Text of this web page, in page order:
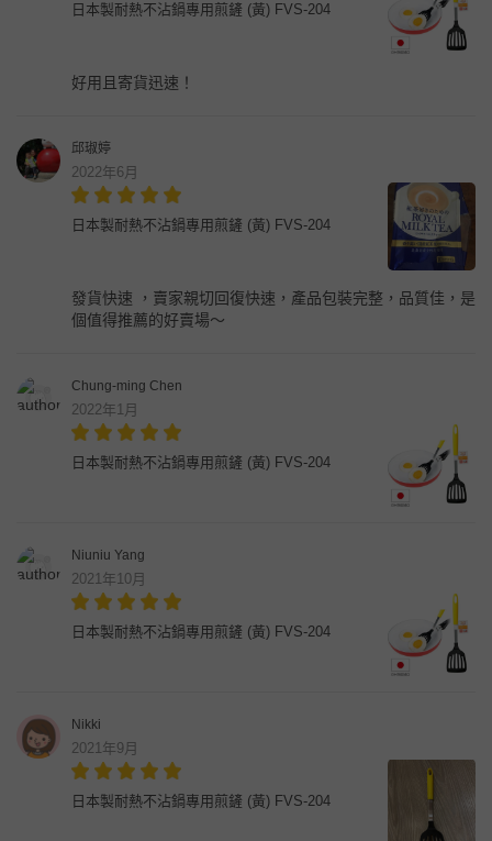
日本製耐熱不沾鍋專用煎鏟 (黃) FVS-204
好用且寄貨迅速！
邱琡婷
2022年6月
日本製耐熱不沾鍋專用煎鏟 (黃) FVS-204
發貨快速 ，賣家親切回復快速，產品包裝完整，品質佳，是
個值得推薦的好賣場～
Chung-ming Chen
2022年1月
日本製耐熱不沾鍋專用煎鏟 (黃) FVS-204
Niuniu Yang
2021年10月
日本製耐熱不沾鍋專用煎鏟 (黃) FVS-204
Nikki
2021年9月
日本製耐熱不沾鍋專用煎鏟 (黃) FVS-204